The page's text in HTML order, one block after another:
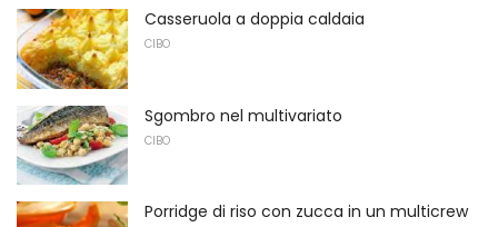
Casseruola a doppia caldaia
CIBO
Sgombro nel multivariato
CIBO
Porridge di riso con zucca in un multicrew